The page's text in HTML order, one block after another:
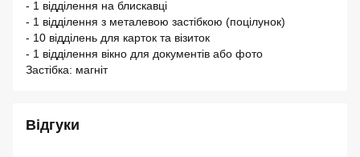
- 1 відділення на блискавці
- 1 відділення з металевою застібкою (поцілунок)
- 10 відділень для карток та візиток
- 1 відділення вікно для документів або фото
Застібка: магніт
Відгуки